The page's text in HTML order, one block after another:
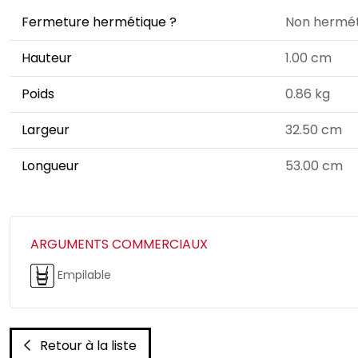
Fermeture hermétique ?
Non
Hauteur
1.00 cm
Poids
0.86 kg
Largeur
32.50 cm
Longueur
53.00 cm
ARGUMENTS COMMERCIAUX
Empilable
Retour à la liste